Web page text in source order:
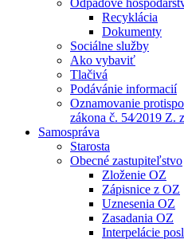
Odpadové
Recyklácia
Dokumenty
Sociálne služby
Ako vybaviť
Tlačivá
Podávánie informacií
Oznamovanie
zákona č. 54⁄2019 Z.
Samospráva
Starosta
Obecné zastupiteľstvo
Zloženie OZ
Zápisnice z OZ
Uznesenia OZ
Zasadania OZ
Interpelácie